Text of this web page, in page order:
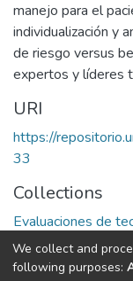
manejo para el
individualización y
de riesgo versus
expertos y líderes
URI
https://
33
Collections
Evaluaciones de
Full item page
We collect and
following purposes: